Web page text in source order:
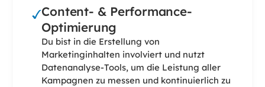
Content- & Performance-
Optimierung
Du bist in die Erstellung von
Marketinginhalten involviert und nutzt
Datenanalyse-Tools, um die Leistung aller
Kampagnen zu messen und kontinuierlich zu